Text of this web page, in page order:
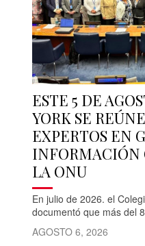
ESTE 5 DE
YORK SE
EXPERTOS EN
INFORMACIÓN
LA ONU
En julio de 2026. el
documentó que más del
AGOSTO 6, 2026